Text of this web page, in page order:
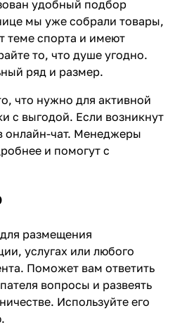
удобный подбор
мы уже собрали товары,
теме спорта и имеют
то, что душе угодно.
ряд и размер.
что нужно для активной
с выгодой. Если возникнут
онлайн-чат. Менеджеры
и помогут с
размещения
услугах или любого
Поможет вам ответить
вопросы и развеять
Используйте его